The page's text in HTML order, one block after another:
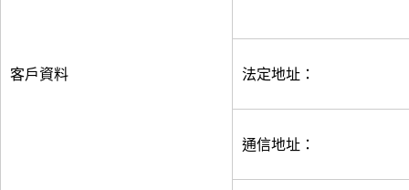
客戶資料 法定地址：
通信地址：